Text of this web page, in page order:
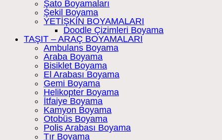
Şato Boyamaları
Şekil Boyama
YETİŞKİN BOYAMALARI
Doodle Çizimleri Boyama
TAŞIT – ARAÇ BOYAMALARI
Ambulans Boyama
Araba Boyama
Bisiklet Boyama
El Arabası Boyama
Gemi Boyama
Helikopter Boyama
İtfaiye Boyama
Kamyon Boyama
Otobüs Boyama
Polis Arabası Boyama
Tır Boyama